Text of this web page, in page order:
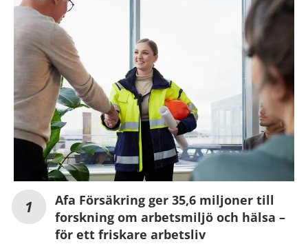
Afa Försäkring ger 35,6 miljoner till
forskning om arbetsmiljö och hälsa –
för ett friskare arbetsliv